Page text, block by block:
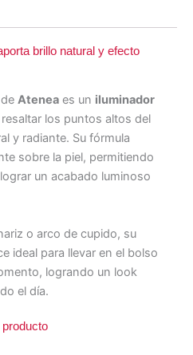
brillo natural y efecto
Atenea es un iluminador
los puntos altos del
y radiante. Su fórmula
sobre la piel, permitiendo
un acabado luminoso
o arco de cupido, su
ideal para llevar en el bolso
logrando un look
el día.